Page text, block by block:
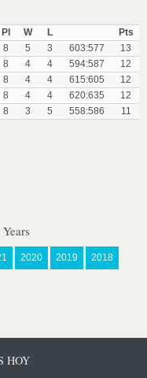
Pl W L
Pts
8 5 3 603:577
13
8 4 4 594:587
12
8 4 4 615:605
12
8 4 4 620:635
12
8 3 5 558:586 11
2020 2019 2018
HOY